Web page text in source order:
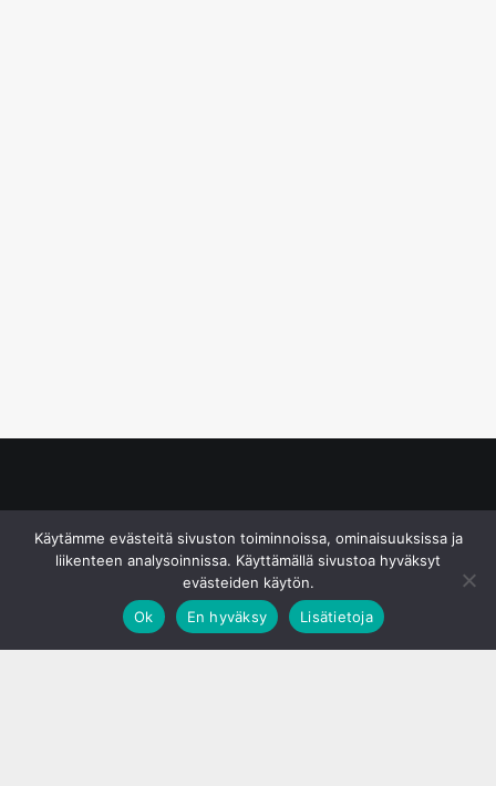
Käytämme evästeitä sivuston toiminnoissa, ominaisuuksissa ja
liikenteen analysoinnissa. Käyttämällä sivustoa hyväksyt
evästeiden käytön.
Ok
En hyväksy Lisätietoja